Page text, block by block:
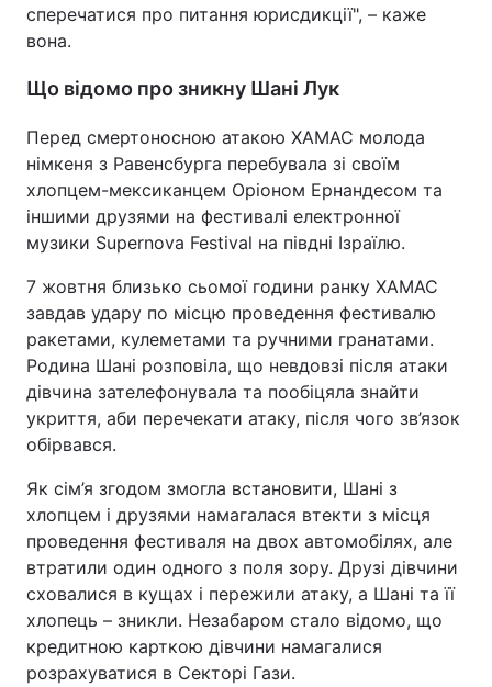
сперечатися про питання юрисдикції", – каже
вона.
Що відомо про зникну Шані Лук
Перед смертоносною атакою ХАМАС молода
німкеня з Равенсбурга перебувала зі своїм
хлопцем-мексиканцем Оріоном Ернандесом та
іншими друзями на фестивалі електронної
музики Supernova Festival на півдні Ізраїлю.
7 жовтня близько сьомої години ранку ХАМАС
завдав удару по місцю проведення фестивалю
ракетами, кулеметами та ручними гранатами.
Родина Шані розповіла, що невдовзі після атаки
дівчина зателефонувала та пообіцяла знайти
укриття, аби перечекати атаку, після чого зв’язок
обірвався.
Як сім’я згодом змогла встановити, Шані з
хлопцем і друзями намагалася втекти з місця
проведення фестиваля на двох автомобілях, але
втратили один одного з поля зору. Друзі дівчини
сховалися в кущах і пережили атаку, а Шані та її
хлопець – зникли. Незабаром стало відомо, що
кредитною карткою дівчини намагалися
розрахуватися в Секторі Гази.